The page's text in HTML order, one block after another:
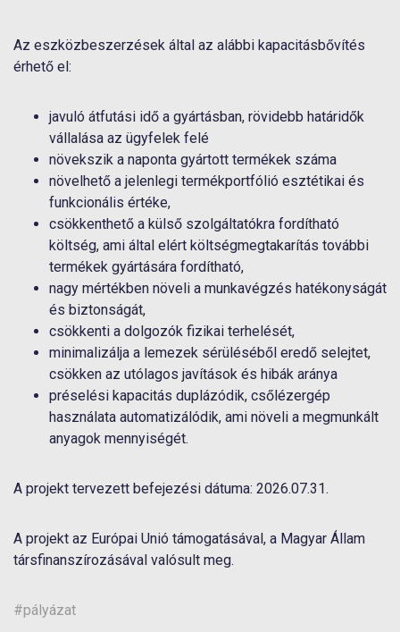
Az eszközbeszerzések által az alábbi kapacitásbővítés
érhető el:
javuló átfutási idő a gyártásban, rövidebb határidők
vállalása az ügyfelek felé
növekszik a naponta gyártott termékek száma
növelhető a jelenlegi termékportfólió esztétikai és
funkcionális értéke,
csökkenthető a külső szolgáltatókra fordítható
költség, ami által elért költségmegtakarítás további
termékek gyártására fordítható,
nagy mértékben növeli a munkavégzés hatékonyságát
és biztonságát,
csökkenti a dolgozók fizikai terhelését,
minimalizálja a lemezek sérüléséből eredő selejtet,
csökken az utólagos javítások és hibák aránya
préselési kapacitás duplázódik, csőlézergép
használata automatizálódik, ami növeli a megmunkált
anyagok mennyiségét.
A projekt tervezett befejezési dátuma: 2026.07.31.
A projekt az Európai Unió támogatásával, a Magyar Állam
társfinanszírozásával valósult meg.
#pályázat